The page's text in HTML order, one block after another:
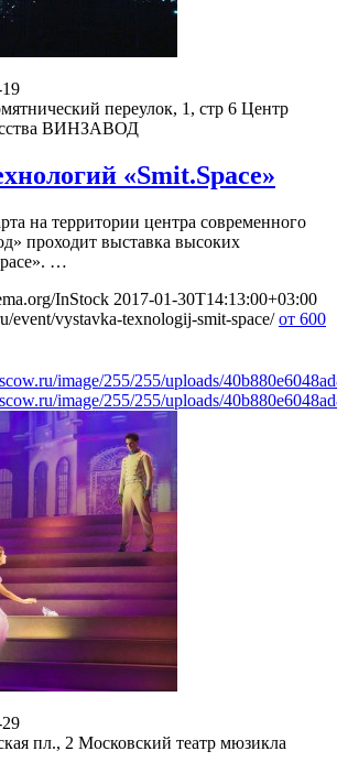
переулок, 1, стр 6 Центр
ВИНЗАВОД
«Smit.Space»
на территории центра современного
проходит выставка высоких
…
InStock 2017-01-30T14:13:00+03:00
event/vystavka-texnologij-smit-space/ от 600
image/255/255/uploads/
image/255/255/uploads/
пл., 2 Московский театр мюзикла